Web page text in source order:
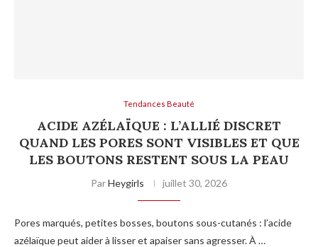
Tendances Beauté
ACIDE AZÉLAÏQUE : L’ALLIÉ DISCRET
QUAND LES PORES SONT VISIBLES ET QUE
LES BOUTONS RESTENT SOUS LA PEAU
ParHeygirls juillet 30, 2026
Pores marqués, petites bosses, boutons sous-cutanés : l’acide
azélaïque peut aider à lisser et apaiser sans agresser. À …